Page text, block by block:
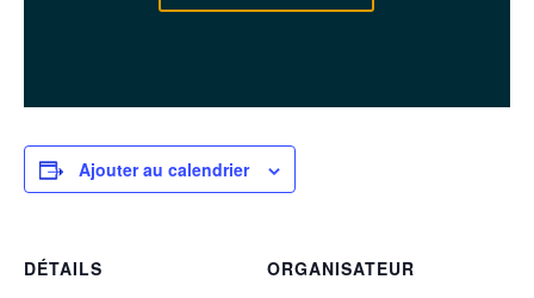
Ajouter au calendrier
DÉTAILS
ORGANISATEUR